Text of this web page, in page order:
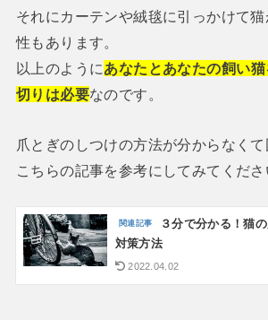
それにカーテンや絨毯に引っかけて
性もあります。
以上のようにあなたとあなたの飼い
切りは必要なのです。
爪とぎのしつけの方法が分からなくて
こちらの記事を参考にしてみてくださ
３分で分かる！猫
対策方法
2022.04.02